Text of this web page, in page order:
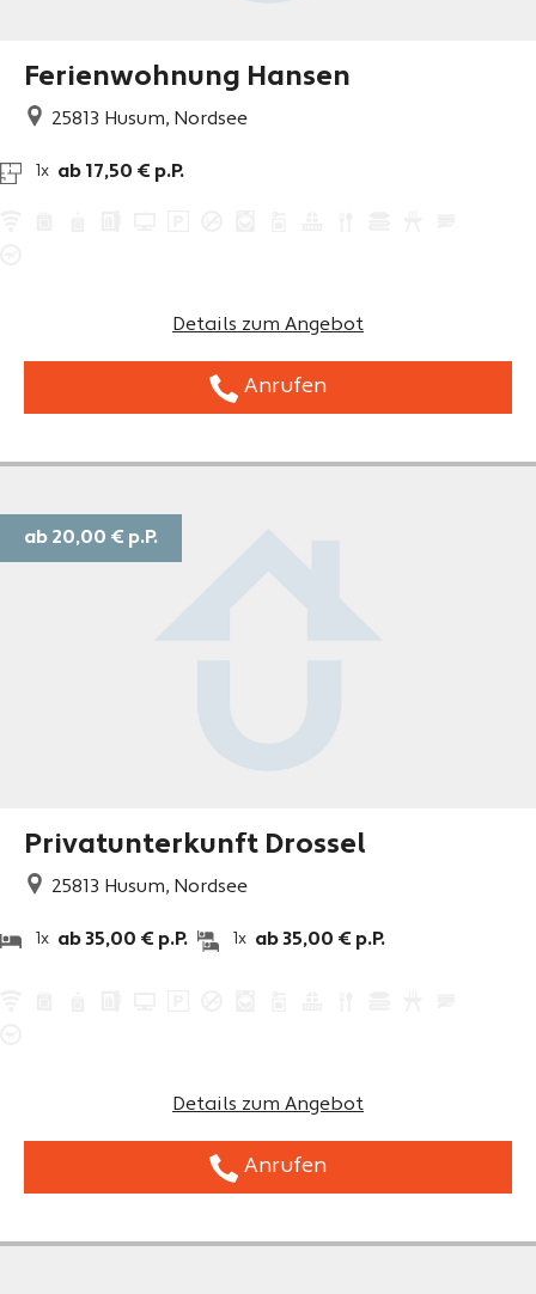
Ferienwohnung Hansen
25813 Husum, Nordsee
1x ab 17,50 € p.P.
Details zum Angebot
Anrufen
Privatunterkunft Drossel
25813 Husum, Nordsee
1x ab 35,00 € p.P. 1x ab 35,00 € p.P.
Details zum Angebot
Anrufen
ab 20,00 € p.P.